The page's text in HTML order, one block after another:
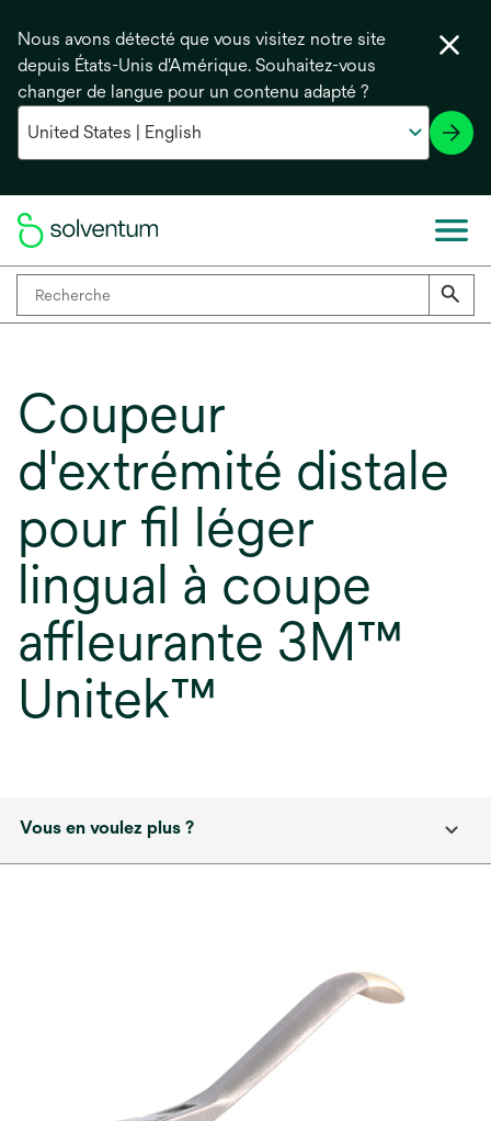
Nous avons détecté que vous visitez notre site
depuis États-Unis d'Amérique. Souhaitez-vous
changer de langue pour un contenu adapté ?
Coupeur
d'extrémité distale
pour fil léger
lingual à coupe
affleurante 3M™
Unitek™
Vous en voulez plus ?